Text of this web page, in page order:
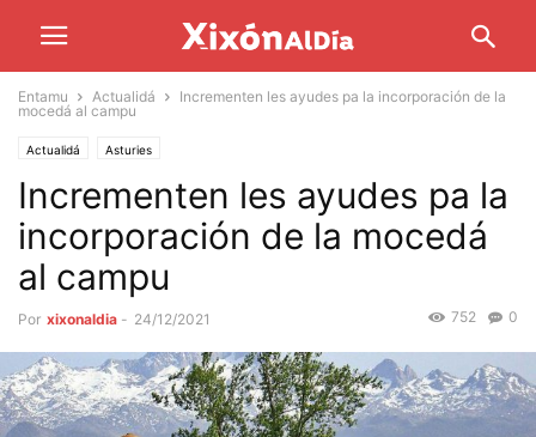
Entamu Actualidá
Incrementen les ayudes pa la incorporación de la
mocedá al campu
Actualidá Asturies
Incrementen les ayudes pa la
incorporación de la mocedá
al campu
Por xixonaldia - 24/12/2021 0
752